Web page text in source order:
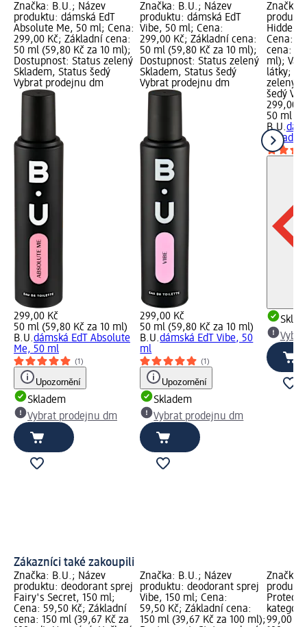
Značka: B.U.; Název
produktu: dámská EdT
Absolute Me, 50 ml; Cena:
299,00 Kč; Základní cena:
50 ml (59,80 Kč za 10 ml);
Dostupnost: Status zelený
Skladem, Status šedý
Vybrat prodejnu dm
299,00 Kč
50 ml (59,80 Kč za 10 ml)
B.U.dámská EdT Absolute
Me, 50 ml
(1)
Upozornění
Skladem
Vybrat prodejnu dm
Značka: B.U.; Název
produktu: dámská EdT
Vibe, 50 ml; Cena:
299,00 Kč; Základní cena:
50 ml (59,80 Kč za 10 ml);
Dostupnost: Status zelený
Skladem, Status šedý
Vybrat prodejnu dm
299,00 Kč
50 ml (59,80 Kč za 10 ml)
B.U.dámská EdT Vibe, 50
ml
(1)
Upozornění
Skladem
Vybrat prodejnu dm
Značka:
Hidden
Cena:
cena:
ml);
látky;
zelený
šedý
299,00
50 ml
B.U.
Zákazníci také zakoupili
Značka: B.U.; Název
produktu: deodorant sprej
Fairy's Secret, 150 ml;
Cena: 59,50 Kč; Základní
cena: 150 ml (39,67 Kč za
Značka: B.U.; Název
produktu: deodorant sprej
Vibe, 150 ml; Cena:
59,50 Kč; Základní cena:
150 ml (39,67 Kč za 100 ml);
Značka:
Protect,
99,00